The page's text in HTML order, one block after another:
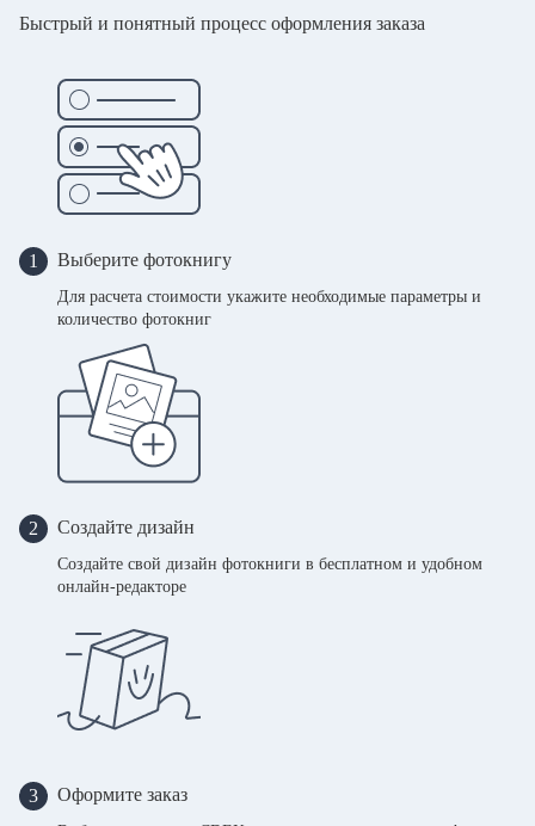
Быстрый и понятный процесс оформления заказа
1 Выберите фотокнигу
Для расчета стоимости укажите необходимые параметры и
количество фотокниг
2 Создайте дизайн
Создайте свой дизайн фотокниги в бесплатном и удобном
онлайн-редакторе
3 Оформите заказ